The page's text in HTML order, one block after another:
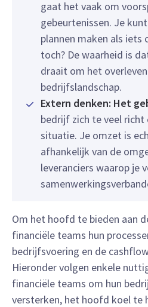
gaat het vaak om
gebeurtenissen. Je
plannen maken als iets
toch? De waarheid is
draait om het
bedrijfslandschap.
Extern denken: Het
bedrijf zich te veel richt
situatie. Je omzet is
afhankelijk van de
leveranciers waarop je
Om het hoofd te bieden aan
financiële teams hun
bedrijfsvoering en de
Hieronder volgen enkele
financiële teams om hun
versterken, het hoofd koel te